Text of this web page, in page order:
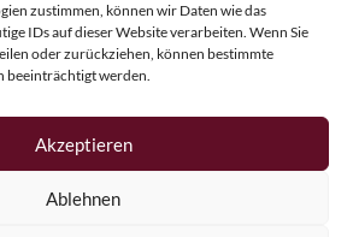
zustimmen, können wir Daten wie das
IDs auf dieser Website verarbeiten. Wenn Sie
oder zurückziehen, können bestimmte
beeinträchtigt werden.
Akzeptieren
Ablehnen
97 79
Magic Garden Paeonies. Rottaler